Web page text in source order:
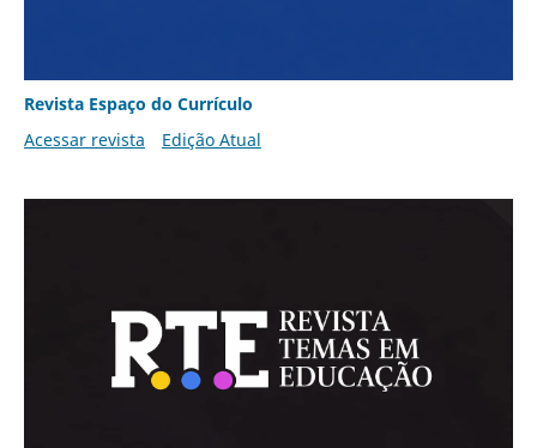
Revista Espaço do Currículo
Acessar revista
Edição Atual